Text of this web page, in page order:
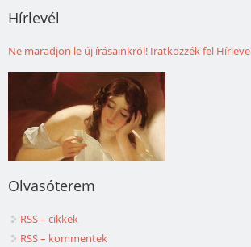
Hírlevél
Ne maradjon le új írásainkról! Iratkozzék fel
Olvasóterem
RSS – cikkek
RSS – kommentek